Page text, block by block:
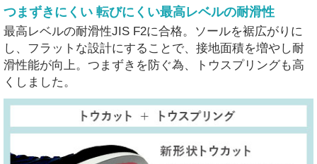
つまずきにくい 転びにくい最高レベルの耐滑性
最高レベルの耐滑性JIS F2に合格。ソールを裾広がりに
し、フラットな設計にすることで、接地面積を増やし耐
滑性能が向上。つまずきを防ぐ為、トウスプリングも高
くしました。